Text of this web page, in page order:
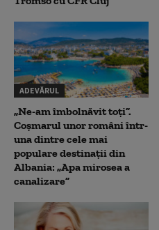
ADEVĂRUL
„Ne-am îmbolnăvit toți”.
Coșmarul unor români într-
una dintre cele mai
populare destinații din
Albania: „Apa mirosea a
canalizare”